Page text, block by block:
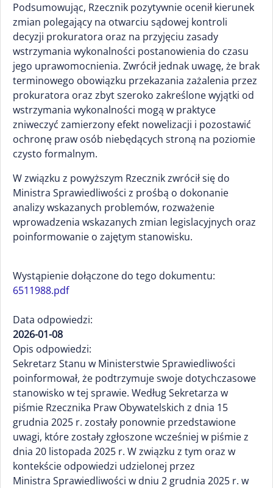
Podsumowując, Rzecznik pozytywnie ocenił kierunek
zmian polegający na otwarciu sądowej kontroli
decyzji prokuratora oraz na przyjęciu zasady
wstrzymania wykonalności postanowienia do czasu
jego uprawomocnienia. Zwrócił jednak uwagę, że brak
terminowego obowiązku przekazania zażalenia przez
prokuratora oraz zbyt szeroko zakreślone wyjątki od
wstrzymania wykonalności mogą w praktyce
zniweczyć zamierzony efekt nowelizacji i pozostawić
ochronę praw osób niebędących stroną na poziomie
czysto formalnym.
W związku z powyższym Rzecznik zwrócił się do
Ministra Sprawiedliwości z prośbą o dokonanie
analizy wskazanych problemów, rozważenie
wprowadzenia wskazanych zmian legislacyjnych oraz
poinformowanie o zajętym stanowisku.
Wystąpienie dołączone do tego dokumentu:
6511988.pdf
Data odpowiedzi:
2026-01-08
Opis odpowiedzi:
Sekretarz Stanu w Ministerstwie Sprawiedliwości
poinformował, że podtrzymuje swoje dotychczasowe
stanowisko w tej sprawie. Według Sekretarza w
piśmie Rzecznika Praw Obywatelskich z dnia 15
grudnia 2025 r. zostały ponownie przedstawione
uwagi, które zostały zgłoszone wcześniej w piśmie z
dnia 20 listopada 2025 r. W związku z tym oraz w
kontekście odpowiedzi udzielonej przez
Ministra Sprawiedliwości w dniu 2 grudnia 2025 r. w